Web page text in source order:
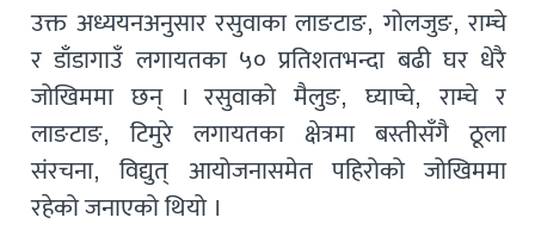
उक्त अध्ययनअनुसार रसुवाका लाङटाङ, गोलजुङ, राम्चे
र डाँडागाउँ लगायतका ५० प्रतिशतभन्दा बढी घर धेरै
जोखिममा छन् । रसुवाको मैलुङ, घ्याप्चे, राम्चे र
लाङटाङ, टिमुरे लगायतका क्षेत्रमा बस्तीसँगै ठूला
संरचना, विद्युत् आयोजनासमेत पहिरोको जोखिममा
रहेको जनाएको थियो ।